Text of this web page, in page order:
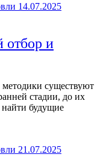
14.07.2025
отбор и
существуют
стадии, до их
будущие
21.07.2025